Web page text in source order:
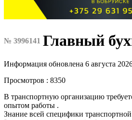
№ 3996141 Главный
Информация обновлена 6 августа
Просмотров : 8350
В транспортную организацию
опытом работы .
Знание всей специфики транспортной